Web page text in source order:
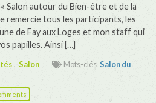
Salon autour du Bien-être et de la
remercie tous les participants, les
de Fay aux Loges et mon staff qui
papilles. Ainsi […]
, Salon Mots-clés Salon du